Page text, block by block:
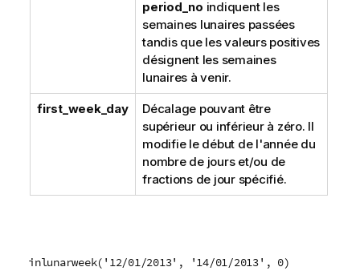
period_no indiquent les
semaines lunaires passées
tandis que les valeurs positives
désignent les semaines
lunaires à venir.
first_week_day
Décalage pouvant être
supérieur ou inférieur à zéro. Il
modifie le début de l'année du
nombre de jours et/ou de
fractions de jour spécifié.
inlunarweek('12/01/2013', '14/01/2013', 0)